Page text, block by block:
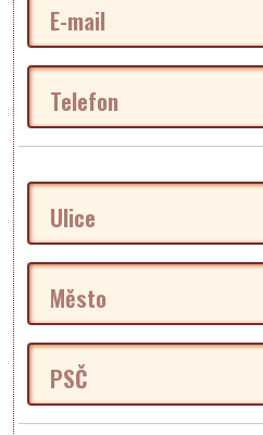
E-mail
Telefon
Ulice
Město
PSČ